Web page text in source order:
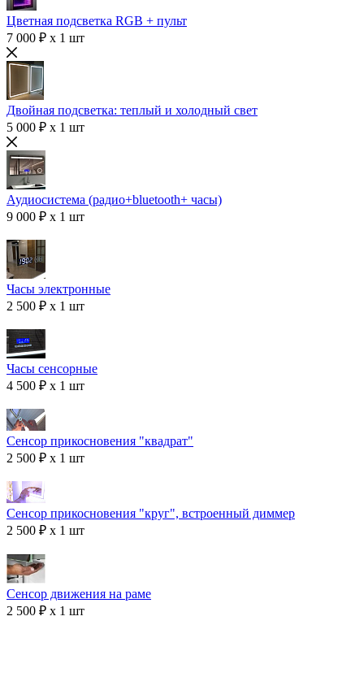
Цветная подсветка RGB + пульт
7 000 ₽ x 1 шт
Двойная подсветка: теплый и холодный свет
5 000 ₽ x 1 шт
Аудиосистема (радио+bluetooth+ часы)
9 000 ₽ x 1 шт
Часы электронные
2 500 ₽ x 1 шт
Часы сенсорные
4 500 ₽ x 1 шт
Сенсор прикосновения "квадрат"
2 500 ₽ x 1 шт
Сенсор прикосновения "круг", встроенный диммер
2 500 ₽ x 1 шт
Сенсор движения на раме
2 500 ₽ x 1 шт